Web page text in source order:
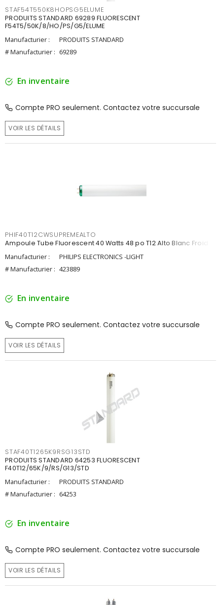
STAF54T550K8HOPSG5ELUME
PRODUITS STANDARD 69289 FLUORESCENT
F54T5/50K/8/HO/PS/G5/ELUME
Manufacturier :
PRODUITS STANDARD
# Manufacturier : 69289
En inventaire
Compte PRO seulement. Contactez votre succursale
VOIR LES DÉTAILS
PHIF40T12CWSUPREMEALTO
Ampoule Tube Fluorescent 40 Watts 48 po T12 Alto Blanc Froid
Manufacturier :
PHILIPS ELECTRONICS -LIGHT
# Manufacturier : 423889
En inventaire
Compte PRO seulement. Contactez votre succursale
VOIR LES DÉTAILS
STAF40T1265K9RSG13STD
PRODUITS STANDARD 64253 FLUORESCENT
F40T12/65K/9/RS/G13/STD
Manufacturier :
PRODUITS STANDARD
# Manufacturier : 64253
En inventaire
Compte PRO seulement. Contactez votre succursale
VOIR LES DÉTAILS